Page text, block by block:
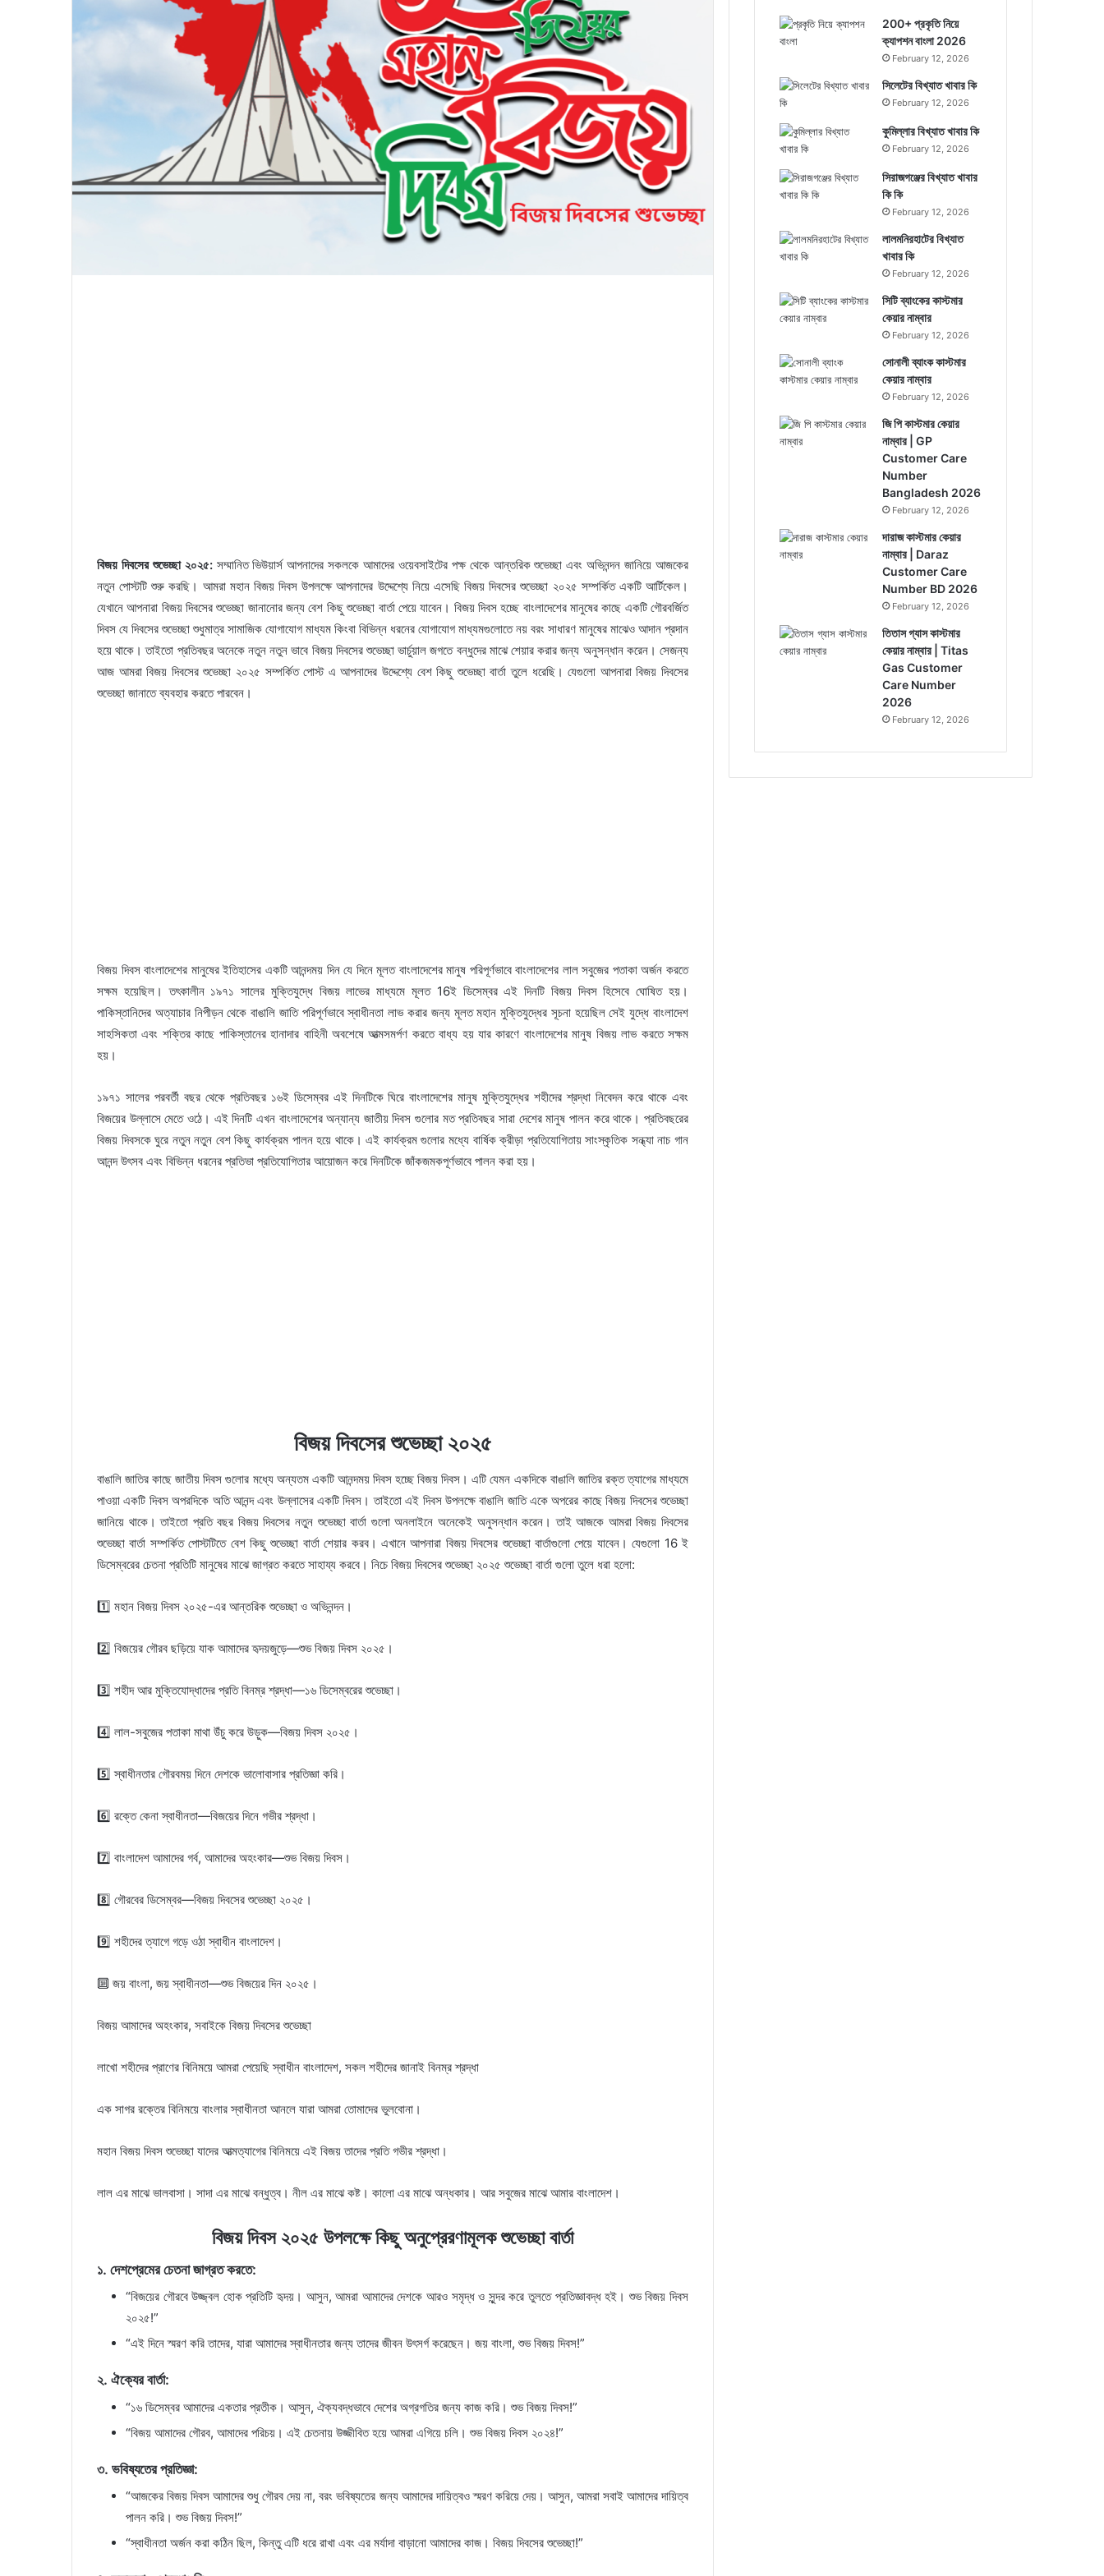
বিজয় দিবসের শুভেচ্ছা ২০২৫:সম্মানিত ভিউয়ার্স আপনাদের সকলকে আমাদের ওয়েবসাইটের পক্ষ থেকে আন্তরিক শুভেচ্ছা এবং অভিনন্দন জানিয়ে আজকের
নতুন পোস্টটি শুরু করছি। আমরা মহান বিজয় দিবস উপলক্ষে আপনাদের উদ্দেশ্যে নিয়ে এসেছি বিজয় দিবসের শুভেচ্ছা ২০২৫ সম্পর্কিত একটি আর্টিকেল।
যেখানে আপনারা বিজয় দিবসের শুভেচ্ছা জানানোর জন্য বেশ কিছু শুভেচ্ছা বার্তা পেয়ে যাবেন। বিজয় দিবস হচ্ছে বাংলাদেশের মানুষের কাছে একটি গৌরবর্জিত
দিবস যে দিবসের শুভেচ্ছা শুধুমাত্র সামাজিক যোগাযোগ মাধ্যম কিংবা বিভিন্ন ধরনের যোগাযোগ মাধ্যমগুলোতে নয় বরং সাধারণ মানুষের মাঝেও আদান প্রদান
হয়ে থাকে। তাইতো প্রতিবছর অনেকে নতুন নতুন ভাবে বিজয় দিবসের শুভেচ্ছা ভার্চুয়াল জগতে বন্ধুদের মাঝে শেয়ার করার জন্য অনুসন্ধান করেন। সেজন্য
আজ আমরা বিজয় দিবসের শুভেচ্ছা ২০২৫ সম্পর্কিত পোস্ট এ আপনাদের উদ্দেশ্যে বেশ কিছু শুভেচ্ছা বার্তা তুলে ধরেছি। যেগুলো আপনারা বিজয় দিবসের
শুভেচ্ছা জানাতে ব্যবহার করতে পারবেন।
বিজয় দিবস বাংলাদেশের মানুষের ইতিহাসের একটি আনন্দময় দিন যে দিনে মূলত বাংলাদেশের মানুষ পরিপূর্ণভাবে বাংলাদেশের লাল সবুজের পতাকা অর্জন করতে
সক্ষম হয়েছিল। তৎকালীন ১৯৭১ সালের মুক্তিযুদ্ধে বিজয় লাভের মাধ্যমে মূলত 16ই ডিসেম্বর এই দিনটি বিজয় দিবস হিসেবে ঘোষিত হয়।
পাকিস্তানিদের অত্যাচার নিপীড়ন থেকে বাঙালি জাতি পরিপূর্ণভাবে স্বাধীনতা লাভ করার জন্য মূলত মহান মুক্তিযুদ্ধের সূচনা হয়েছিল সেই যুদ্ধে বাংলাদেশ
সাহসিকতা এবং শক্তির কাছে পাকিস্তানের হানাদার বাহিনী অবশেষে আত্মসমর্পণ করতে বাধ্য হয় যার কারণে বাংলাদেশের মানুষ বিজয় লাভ করতে সক্ষম
হয়।
১৯৭১ সালের পরবর্তী বছর থেকে প্রতিবছর ১৬ই ডিসেম্বর এই দিনটিকে ঘিরে বাংলাদেশের মানুষ মুক্তিযুদ্ধের শহীদের শ্রদ্ধা নিবেদন করে থাকে এবং
বিজয়ের উল্লাসে মেতে ওঠে। এই দিনটি এখন বাংলাদেশের অন্যান্য জাতীয় দিবস গুলোর মত প্রতিবছর সারা দেশের মানুষ পালন করে থাকে। প্রতিবছরের
বিজয় দিবসকে ঘুরে নতুন নতুন বেশ কিছু কার্যক্রম পালন হয়ে থাকে। এই কার্যক্রম গুলোর মধ্যে বার্ষিক ক্রীড়া প্রতিযোগিতায় সাংস্কৃতিক সন্ধ্যা নাচ গান
আনন্দ উৎসব এবং বিভিন্ন ধরনের প্রতিভা প্রতিযোগিতার আয়োজন করে দিনটিকে জাঁকজমকপূর্ণভাবে পালন করা হয়।
বিজয় দিবসের শুভেচ্ছা ২০২৫
বাঙালি জাতির কাছে জাতীয় দিবস গুলোর মধ্যে অন্যতম একটি আনন্দময় দিবস হচ্ছে বিজয় দিবস। এটি যেমন একদিকে বাঙালি জাতির রক্ত ত্যাগের মাধ্যমে
পাওয়া একটি দিবস অপরদিকে অতি আনন্দ এবং উল্লাসের একটি দিবস। তাইতো এই দিবস উপলক্ষে বাঙালি জাতি একে অপরের কাছে বিজয় দিবসের শুভেচ্ছা
জানিয়ে থাকে। তাইতো প্রতি বছর বিজয় দিবসের নতুন শুভেচ্ছা বার্তা গুলো অনলাইনে অনেকেই অনুসন্ধান করেন। তাই আজকে আমরা বিজয় দিবসের
শুভেচ্ছা বার্তা সম্পর্কিত পোস্টটিতে বেশ কিছু শুভেচ্ছা বার্তা শেয়ার করব। এখানে আপনারা বিজয় দিবসের শুভেচ্ছা বার্তাগুলো পেয়ে যাবেন। যেগুলো 16 ই
ডিসেম্বরের চেতনা প্রতিটি মানুষের মাঝে জাগ্রত করতে সাহায্য করবে। নিচে বিজয় দিবসের শুভেচ্ছা ২০২৫ শুভেচ্ছা বার্তা গুলো তুলে ধরা হলো:
1️⃣ মহান বিজয় দিবস ২০২৫-এর আন্তরিক শুভেচ্ছা ও অভিনন্দন।
2️⃣ বিজয়ের গৌরব ছড়িয়ে যাক আমাদের হৃদয়জুড়ে—শুভ বিজয় দিবস ২০২৫।
3️⃣ শহীদ আর মুক্তিযোদ্ধাদের প্রতি বিনম্র শ্রদ্ধা—১৬ ডিসেম্বরের শুভেচ্ছা।
4️⃣ লাল-সবুজের পতাকা মাথা উঁচু করে উড়ুক—বিজয় দিবস ২০২৫।
5️⃣ স্বাধীনতার গৌরবময় দিনে দেশকে ভালোবাসার প্রতিজ্ঞা করি।
6️⃣ রক্তে কেনা স্বাধীনতা—বিজয়ের দিনে গভীর শ্রদ্ধা।
7️⃣ বাংলাদেশ আমাদের গর্ব, আমাদের অহংকার—শুভ বিজয় দিবস।
8️⃣ গৌরবের ডিসেম্বর—বিজয় দিবসের শুভেচ্ছা ২০২৫।
9️⃣ শহীদের ত্যাগে গড়ে ওঠা স্বাধীন বাংলাদেশ।
🔟 জয় বাংলা, জয় স্বাধীনতা—শুভ বিজয়ের দিন ২০২৫।
বিজয় আমাদের অহংকার, সবাইকে বিজয় দিবসের শুভেচ্ছা
লাখো শহীদের প্রাণের বিনিময়ে আমরা পেয়েছি স্বাধীন বাংলাদেশ, সকল শহীদের জানাই বিনম্র শ্রদ্ধা
এক সাগর রক্তের বিনিময়ে বাংলার স্বাধীনতা আনলে যারা আমরা তোমাদের ভুলবোনা।
মহান বিজয় দিবস শুভেচ্ছা যাদের আত্মত্যাগের বিনিময়ে এই বিজয় তাদের প্রতি গভীর শ্রদ্ধা।
লাল এর মাঝে ভালবাসা। সাদা এর মাঝে বন্ধুত্ব। নীল এর মাঝে কষ্ট। কালো এর মাঝে অন্ধকার। আর সবুজের মাঝে আমার বাংলাদেশ।
বিজয় দিবস ২০২৫ উপলক্ষে কিছু অনুপ্রেরণামূলক শুভেচ্ছা বার্তা
১. দেশপ্রেমের চেতনা জাগ্রত করতে:
“বিজয়ের গৌরবে উজ্জ্বল হোক প্রতিটি হৃদয়। আসুন, আমরা আমাদের দেশকে আরও সমৃদ্ধ ও সুন্দর করে তুলতে প্রতিজ্ঞাবদ্ধ হই। শুভ বিজয় দিবস
২০২৫!”
“এই দিনে স্মরণ করি তাদের, যারা আমাদের স্বাধীনতার জন্য তাদের জীবন উৎসর্গ করেছেন। জয় বাংলা, শুভ বিজয় দিবস!”
২. ঐক্যের বার্তা:
“১৬ ডিসেম্বর আমাদের একতার প্রতীক। আসুন, ঐক্যবদ্ধভাবে দেশের অগ্রগতির জন্য কাজ করি। শুভ বিজয় দিবস!”
“বিজয় আমাদের গৌরব, আমাদের পরিচয়। এই চেতনায় উজ্জীবিত হয়ে আমরা এগিয়ে চলি। শুভ বিজয় দিবস ২০২৪!”
৩. ভবিষ্যতের প্রতিজ্ঞা:
“আজকের বিজয় দিবস আমাদের শুধু গৌরব দেয় না, বরং ভবিষ্যতের জন্য আমাদের দায়িত্বও স্মরণ করিয়ে দেয়। আসুন, আমরা সবাই আমাদের দায়িত্ব
পালন করি। শুভ বিজয় দিবস!”
“স্বাধীনতা অর্জন করা কঠিন ছিল, কিন্তু এটি ধরে রাখা এবং এর মর্যাদা বাড়ানো আমাদের কাজ। বিজয় দিবসের শুভেচ্ছা!”
200+ প্রকৃতি নিয়ে
ক্যাপশন বাংলা 2026
February 12, 2026
সিলেটের বিখ্যাত খাবার কি
February 12, 2026
কুমিল্লার বিখ্যাত খাবার কি
February 12, 2026
সিরাজগঞ্জের বিখ্যাত খাবার
কি কি
February 12, 2026
লালমনিরহাটের বিখ্যাত
খাবার কি
February 12, 2026
সিটি ব্যাংকের কাস্টমার
কেয়ার নাম্বার
February 12, 2026
সোনালী ব্যাংক কাস্টমার
কেয়ার নাম্বার
February 12, 2026
জি পি কাস্টমার কেয়ার
নাম্বার | GP
Customer Care
Number
Bangladesh 2026
February 12, 2026
দারাজ কাস্টমার কেয়ার
নাম্বার | Daraz
Customer Care
Number BD 2026
February 12, 2026
তিতাস গ্যাস কাস্টমার
কেয়ার নাম্বার | Titas
Gas Customer
Care Number
2026
February 12, 2026